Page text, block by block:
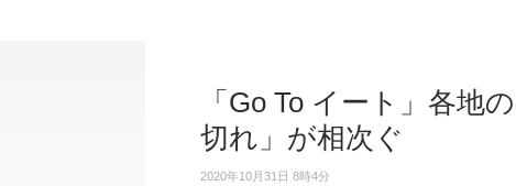
「Go To イート」各地
切れ」が相次ぐ
2020年10月31日 8時4分